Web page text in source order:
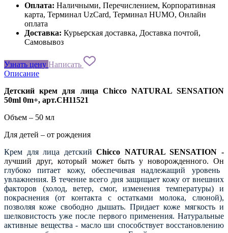
Оплата: Наличными, Перечислением, Корпоративная
карта, Терминал UzCard, Терминал HUMO, Онлайн
оплата
Доставка: Курьерская доставка, Доставка почтой,
Самовывоз
Узнать цену Написать
Описание
Детский крем для лица Chicco NATURAL SENSATION
50ml 0m+, арт.CH11521
Объем – 50 мл
Для детей – от рождения
Крем для лица детскийChicco NATURAL SENSATION -
лучший друг, который может быть у новорожденного. Он
глубоко питает кожу, обеспечивая надлежащий уровень
увлажнения. В течение всего дня защищает кожу от внешних
факторов (холод, ветер, смог, изменения температуры) и
покраснения (от контакта с остатками молока, слюной),
позволяя коже свободно дышать. Придает коже мягкость и
шелковистость уже после первого применения. Натуральные
активные вещества - масло ши способствует восстановлению